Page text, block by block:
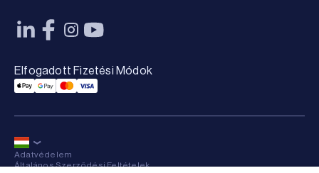
Elfogadott Fizetési Módok
Applepay Payment
Googlepay Payment
Mastercard Payment
Visa Payment
Adatvédelem
Általános Szerződési Feltételek